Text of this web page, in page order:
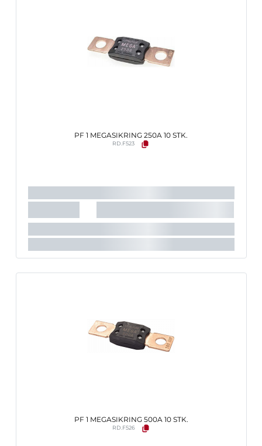
PF 1 MEGASIKRING 250A 10 STK.
RD.F523
PF 1 MEGASIKRING 500A 10 STK.
RD.F526